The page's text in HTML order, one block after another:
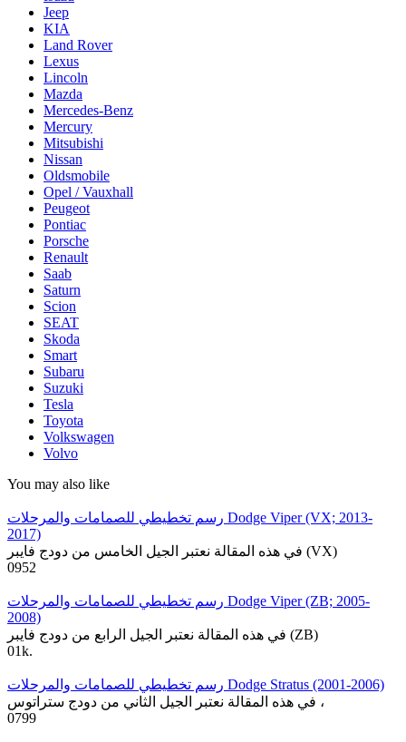
Jeep
KIA
Land Rover
Lexus
Lincoln
Mazda
Mercedes-Benz
Mercury
Mitsubishi
Nissan
Oldsmobile
Opel / Vauxhall
Peugeot
Pontiac
Porsche
Renault
Saab
Saturn
Scion
SEAT
Skoda
Smart
Subaru
Suzuki
Tesla
Toyota
Volkswagen
Volvo
You may also like
رسم تخطيطي للصمامات والمرحلات Dodge Viper (VX; 2013-
2017)
في هذه المقالة نعتبر الجيل الخامس من دودج فايبر (VX)
0952
رسم تخطيطي للصمامات والمرحلات Dodge Viper (ZB; 2005-
2008)
في هذه المقالة نعتبر الجيل الرابع من دودج فايبر (ZB)
01k.
رسم تخطيطي للصمامات والمرحلات Dodge Stratus (2001-2006)
في هذه المقالة نعتبر الجيل الثاني من دودج ستراتوس ،
0799